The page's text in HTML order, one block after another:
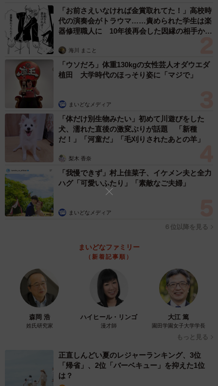
教育費にお金をかけている家庭が多いことがわかりました
が、子どもの受験に向けた取り組みは、成果につながって
いるのでしょうか。
調査の結果、74.7％の人が「成果につながっていると実感
できている」と回答した一方で、25.3％と4人に1人が「実
感できていない」（まったくできていない5.1%・あまりで
きていない20.2%）と答えており、塾や通信教育にお金を
かけているにもかかわらず、成果が上がらないと悩んでい
る人も一定数いることが分かりました。
5/6
子どもの受験に関連した悩みはありますか？／受験に関連した悩みは何
また、82.3％の人が「子どもの受験に関連した悩みがあ
具体的な悩みを複数回答で教えてもらったところ、「子ど
もの集中力がない」（43.4%）、「子どもの学習意欲がな
「お前さえいなければ金賞取れてた！」高校時
代の演奏会がトラウマ……責められた学生は楽
器修理職人に 10年後再会した因縁の相手から
海川 まこと
「ウソだろ」体重130kgの女性芸人オダウエダ
植田 大学時代のほっそり姿に「マジで」
まいどなメディア
「体だけ別生物みたい」初めて川遊びをした
犬、濡れた直後の激変ぶりが話題 「新種
だ！」「河童だ」「毛刈りされたあとの羊」
梨木 香奈
「我慢できず」村上佳菜子、イケメン夫と全力
ハグ「可愛いふたり」「素敵なご夫婦」
まいどなメディア
６位以降を見る
まいどなファミリー
（新着記事順）
森岡 浩
姓氏研究家
ハイヒール・リンゴ
漫才師
大江 篤
園田学園女子大学学長
もっと見る
正直しんどい夏のレジャーランキング、3位
「帰省」、2位「バーベキュー」を抑えた1位
は？